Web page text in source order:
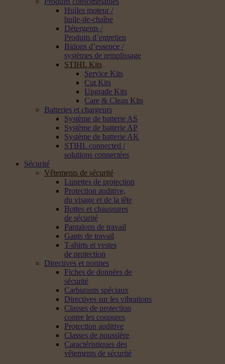
Huiles moteur /
huile-de-chaîne
Détergents /
Produits d’entretien
Bidons d’essence /
systèmes de remplissage
STIHL Kits
Service Kits
Cut Kits
Upgrade Kits
Care & Clean Kits
Batteries et chargeurs
Système de batterie AS
Système de batterie AP
Système de batterie AK
STIHL connected /
solutions connectées
Sécurité
Vêtements de sécurité
Lunettes de protection
Protection auditive,
du visage et de la tête
Bottes et chaussures
de sécurité
Pantalons de travail
Gants de travail
T-shirts et vestes
de protection
Directives et normes
Fiches de données de
sécurité
Carburants spéciaux
Directives sur les vibrations
Classes de protection
contre les coupures
Protection auditive
Classes de poussière
Caractéristiques des
vêtements de sécurité